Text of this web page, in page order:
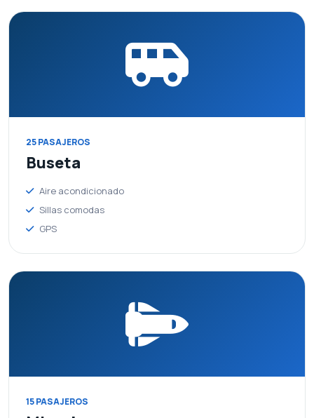
cert cumplimiento requisitos año
INFORME GESTION 2025
25 PASAJEROS
Buseta
Aire acondicionado
Sillas comodas
GPS
15 PASAJEROS